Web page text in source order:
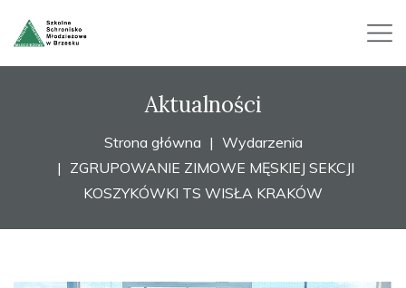
Aktualności
Strona główna
Wydarzenia
ZGRUPOWANIE ZIMOWE MĘSKIEJ SEKCJI
KOSZYKÓWKI TS WISŁA KRAKÓW